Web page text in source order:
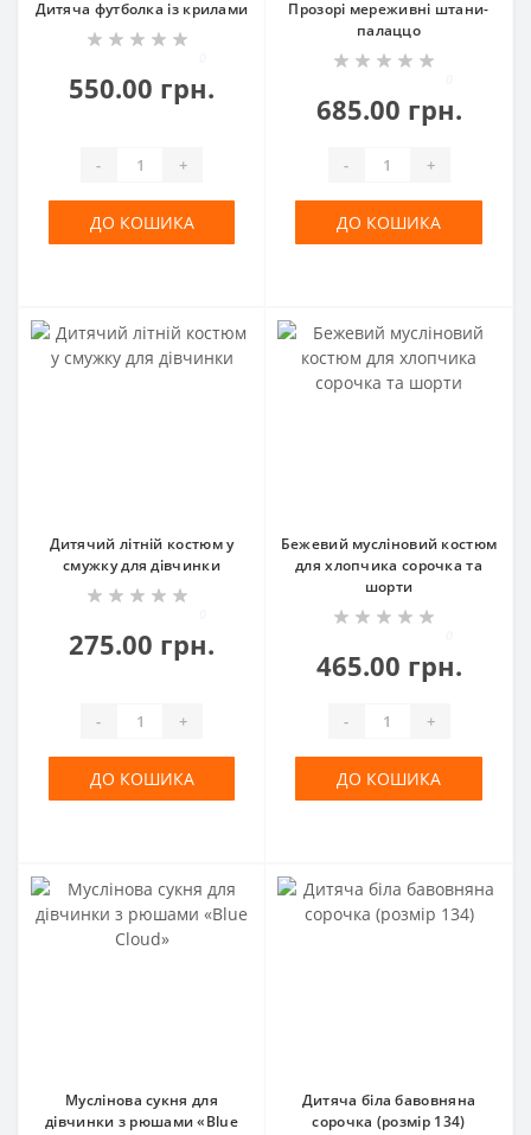
Дитяча футболка із крилами
550.00 грн.
- +
ДО КОШИКА
Прозорі мереживні штани-
палаццо
685.00 грн.
- +
ДО КОШИКА
Дитячий літній костюм у
смужку для дівчинки
275.00 грн.
- +
ДО КОШИКА
Бежевий мусліновий костюм
для хлопчика сорочка та
шорти
465.00 грн.
- +
ДО КОШИКА
Муслінова сукня для
дівчинки з рюшами «Blue
Дитяча біла бавовняна
сорочка (розмір 134)